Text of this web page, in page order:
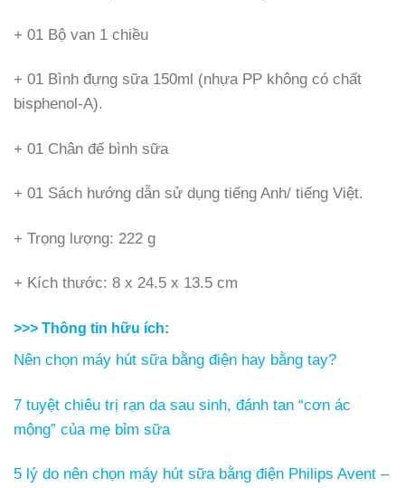
+ 01 Bộ van 1 chiều
+ 01 Bình đựng sữa 150ml (nhựa PP không có chất
bisphenol-A).
+ 01 Chân đế bình sữa
+ 01 Sách hướng dẫn sử dụng tiếng Anh/ tiếng Việt.
+ Trọng lượng: 222 g
+ Kích thước: 8 x 24.5 x 13.5 cm
>>> Thông tin hữu ích:
Nên chọn máy hút sữa bằng điện hay bằng tay?
7 tuyệt chiêu trị rạn da sau sinh, đánh tan “cơn ác
mộng” của mẹ bỉm sữa
5 lý do nên chọn máy hút sữa bằng điện Philips Avent –